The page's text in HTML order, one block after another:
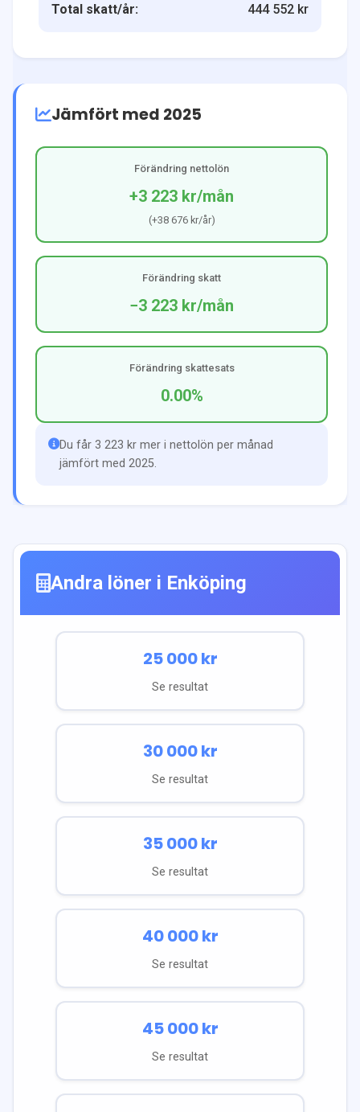
Total skatt/år: 444 552 kr
Jämfört med 2025
Förändring nettolön
+3 223 kr/mån
(+38 676 kr/år)
Förändring skatt
−3 223 kr/mån
Förändring skattesats
0.00%
Du får 3 223 kr mer i nettolön per månad
jämfört med 2025.
Andra löner i Enköping
25 000kr
Se resultat
30 000kr
Se resultat
35 000kr
Se resultat
40 000kr
Se resultat
45 000kr
Se resultat